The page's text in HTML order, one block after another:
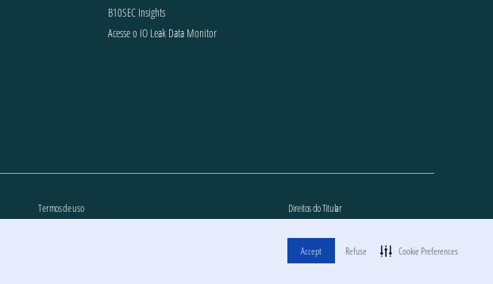
Accept Refuse Cookie Preferences
B10SEC Insights
Acesse o IO Leak Data Monitor
Termos de uso Direitos do Titular